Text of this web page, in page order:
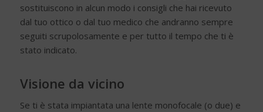
sostituiscono in alcun modo i consigli che hai ricevuto
dal tuo ottico o dal tuo medico che andranno sempre
seguiti scrupolosamente e per tutto il tempo che ti è
stato indicato.
Visione da vicino
Se ti è stata impiantata una lente monofocale (o due) e